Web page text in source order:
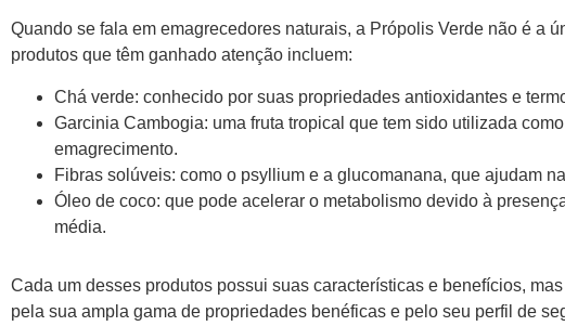
Quando se fala em emagrecedores naturais, a Própolis Verde não é a
produtos que têm ganhado atenção incluem:
Chá verde: conhecido por suas propriedades antioxidantes e
Garcinia Cambogia: uma fruta tropical que tem sido utilizada
emagrecimento.
Fibras solúveis: como o psyllium e a glucomanana, que ajudam
Óleo de coco: que pode acelerar o metabolismo devido à
média.
Cada um desses produtos possui suas características e benefícios,
pela sua ampla gama de propriedades benéficas e pelo seu perfil de